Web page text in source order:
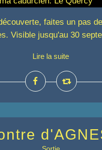
faites un pas
Visible jusqu'au 30
Lire la suite